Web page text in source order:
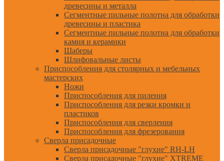
древесины и металла
Сегментные пильные полотна для обработки
древесины и пластика
Сегментные пильные полотна для обработки
камня и керамики
Шаберы
Шлифовальные листы
Приспособления для столярных и мебельных
мастерских
Ножи
Приспособления для пиления
Приспособления для резки кромки и
пластиков
Приспособления для сверления
Приспособления для фрезерования
Сверла присадочные
Сверла присадочные "глухие" RH-LH
Сверла присадочные "глухие" XTREME